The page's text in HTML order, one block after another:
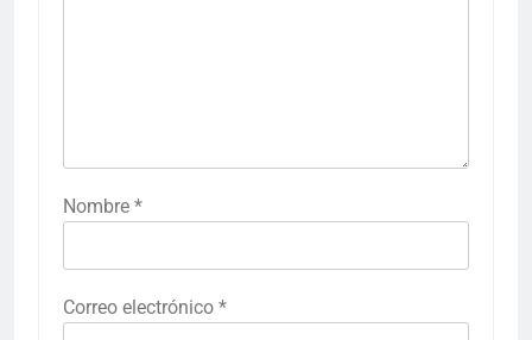
Nombre *
Correo electrónico *